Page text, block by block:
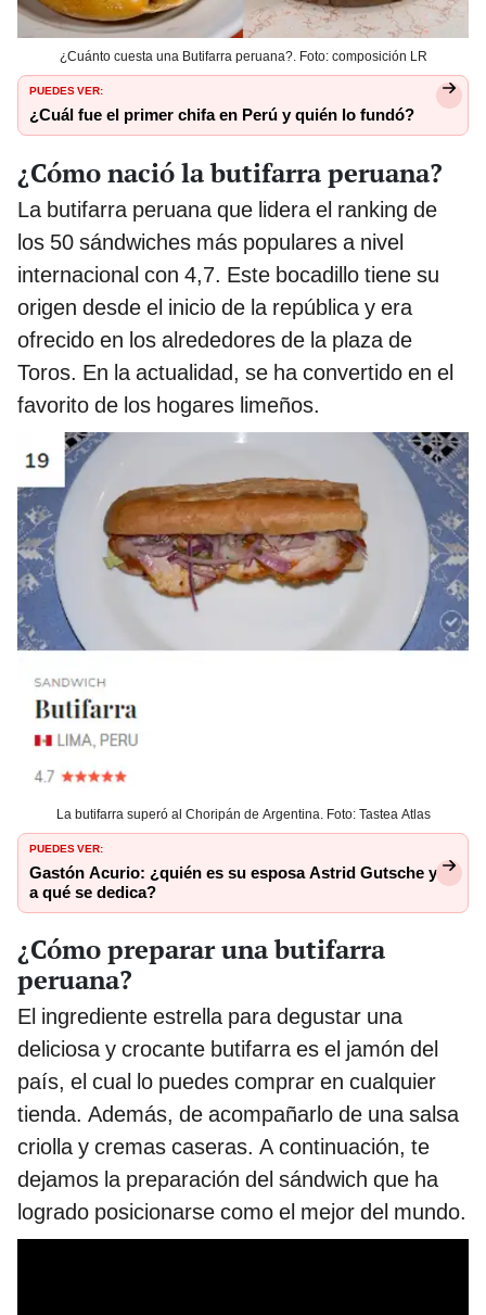
¿Cuánto cuesta una Butifarra peruana?. Foto: composición LR
PUEDES VER:
¿Cuál fue el primer chifa en Perú y quién lo fundó?
¿Cómo nació la butifarra peruana?
La butifarra peruana que lidera el ranking de
los 50 sándwiches más populares a nivel
internacional con 4,7. Este bocadillo tiene su
origen desde el inicio de la república y era
ofrecido en los alrededores de la plaza de
Toros. En la actualidad, se ha convertido en el
favorito de los hogares limeños.
La butifarra superó al Choripán de Argentina. Foto: Tastea Atlas
PUEDES VER:
Gastón Acurio: ¿quién es su esposa Astrid Gutsche y
a qué se dedica?
¿Cómo preparar una butifarra
peruana?
El ingrediente estrella para degustar una
deliciosa y crocante butifarra es el jamón del
país, el cual lo puedes comprar en cualquier
tienda. Además, de acompañarlo de una salsa
criolla y cremas caseras. A continuación, te
dejamos la preparación del sándwich que ha
logrado posicionarse como el mejor del mundo.